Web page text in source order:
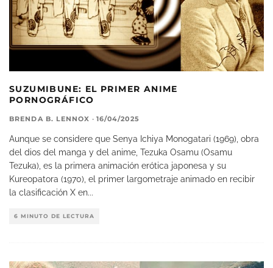
SUZUMIBUNE: EL PRIMER ANIME
PORNOGRÁFICO
BRENDA B. LENNOX · 16/04/2025
Aunque se considere que Senya Ichiya Monogatari (1969), obra
del dios del manga y del anime, Tezuka Osamu (Osamu
Tezuka), es la primera animación erótica japonesa y su
Kureopatora (1970), el primer largometraje animado en recibir
la clasificación X en...
6 MINUTO DE LECTURA